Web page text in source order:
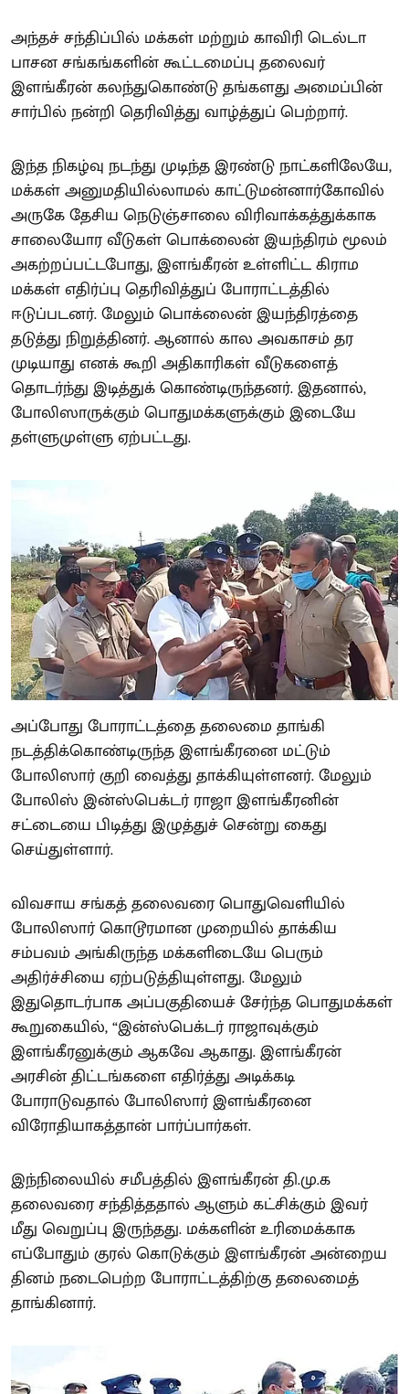
அந்தச் சந்திப்பில் மக்கள் மற்றும் காவிரி டெல்டா
பாசன சங்கங்களின் கூட்டமைப்பு தலைவர்
இளங்கீரன் கலந்துகொண்டு தங்களது அமைப்பின்
சார்பில் நன்றி தெரிவித்து வாழ்த்துப் பெற்றார்.
இந்த நிகழ்வு நடந்து முடிந்த இரண்டு நாட்களிலேயே,
மக்கள் அனுமதியில்லாமல் காட்டுமன்னார்கோவில்
அருகே தேசிய நெடுஞ்சாலை விரிவாக்கத்துக்காக
சாலையோர வீடுகள் பொக்லைன் இயந்திரம் மூலம்
அகற்றப்பட்டபோது, இளங்கீரன் உள்ளிட்ட கிராம
மக்கள் எதிர்ப்பு தெரிவித்துப் போராட்டத்தில்
ஈடுப்படனர். மேலும் பொக்லைன் இயந்திரத்தை
தடுத்து நிறுத்தினர். ஆனால் கால அவகாசம் தர
முடியாது எனக் கூறி அதிகாரிகள் வீடுகளைத்
தொடர்ந்து இடித்துக் கொண்டிருந்தனர். இதனால்,
போலிஸாருக்கும் பொதுமக்களுக்கும் இடையே
தள்ளுமுள்ளு ஏற்பட்டது.
அப்போது போராட்டத்தை தலைமை தாங்கி
நடத்திக்கொண்டிருந்த இளங்கீரனை மட்டும்
போலிஸார் குறி வைத்து தாக்கியுள்ளனர். மேலும்
போலிஸ் இன்ஸ்பெக்டர் ராஜா இளங்கீரனின்
சட்டையை பிடித்து இழுத்துச் சென்று கைது
செய்துள்ளார்.
விவசாய சங்கத் தலைவரை பொதுவெளியில்
போலிஸார் கொடூரமான முறையில் தாக்கிய
சம்பவம் அங்கிருந்த மக்களிடையே பெரும்
அதிர்ச்சியை ஏற்படுத்தியுள்ளது. மேலும்
இதுதொடர்பாக அப்பகுதியைச் சேர்ந்த பொதுமக்கள்
கூறுகையில், “இன்ஸ்பெக்டர் ராஜாவுக்கும்
இளங்கீரனுக்கும் ஆகவே ஆகாது. இளங்கீரன்
அரசின் திட்டங்களை எதிர்த்து அடிக்கடி
போராடுவதால் போலிஸார் இளங்கீரனை
விரோதியாகத்தான் பார்ப்பார்கள்.
இந்நிலையில் சமீபத்தில் இளங்கீரன் தி.மு.க
தலைவரை சந்தித்ததால் ஆளும் கட்சிக்கும் இவர்
மீது வெறுப்பு இருந்தது. மக்களின் உரிமைக்காக
எப்போதும் குரல் கொடுக்கும் இளங்கீரன் அன்றைய
தினம் நடைபெற்ற போராட்டத்திற்கு தலைமைத்
தாங்கினார்.